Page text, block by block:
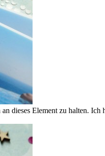
dieses Element zu halten.